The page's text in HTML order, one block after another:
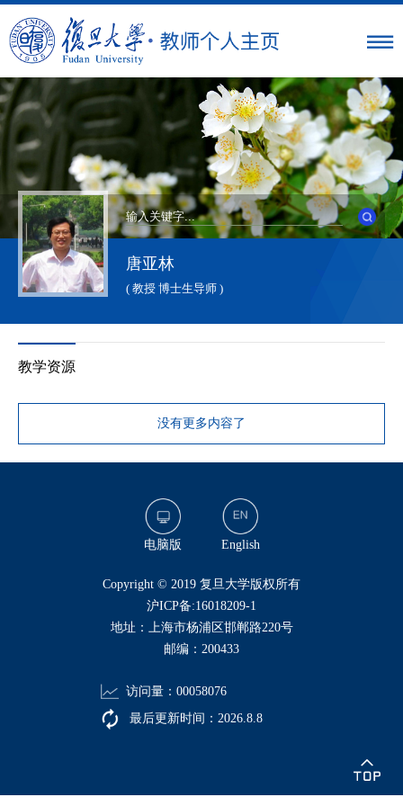
唐亚林
( 教授 博士生导师 )
教学资源
没有更多内容了
电脑版 English
​Copyright © 2019 复旦大学版权所有
沪ICP备:16018209-1
地址：上海市杨浦区邯郸路220号
邮编：200433
访问量： 00058076
最后更新时间： 2026 8 8